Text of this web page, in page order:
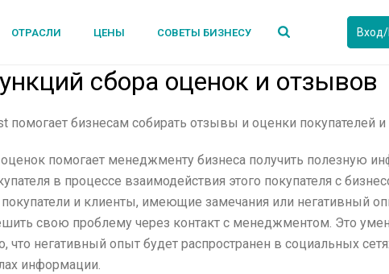
ОТРАСЛИ ЦЕНЫ СОВЕТЫ БИЗНЕСУ
сбора оценок и отзывов
помогает бизнесам собирать отзывы и оценки покупателей и
помогает менеджменту бизнеса получить полезную
в процессе взаимодействия этого покупателя с
и клиенты, имеющие замечания или негативный
свою проблему через контакт с менеджментом. Это
что негативный опыт будет распространен в социальных
информации.